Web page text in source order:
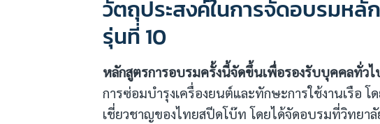
วัตถุประสงค์ในการจัดอบรมหลั
รุ่นที่ 10
หลักสูตรการอบรมครั้งนี้จัดขึ้นเพื่อรองรับบุคคลทั่วไ
การซ่อมบำรุงเครื่องยนต์และทักษะการใช้งานเรือ
เชี่ยวชาญของไทยสปีดโบ๊ท โดยได้จัดอบรมที่วิทยาลั